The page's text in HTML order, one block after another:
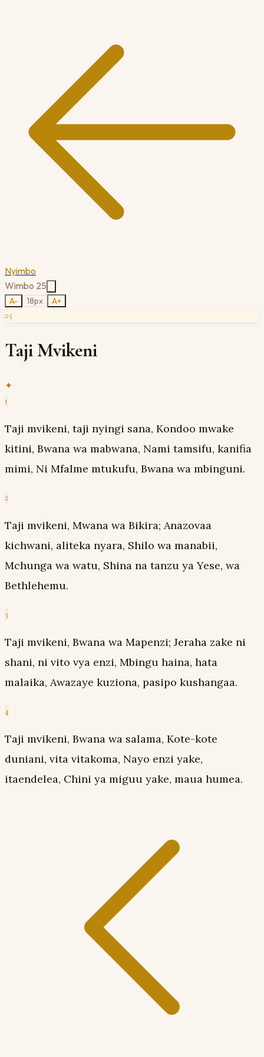
Nyimbo
Wimbo 25
A- 18px A+
25
Taji Mvikeni
✦
1
Taji mvikeni, taji nyingi sana, Kondoo mwake
kitini, Bwana wa mabwana, Nami tamsifu, kanifia
mimi, Ni Mfalme mtukufu, Bwana wa mbinguni.
2
Taji mvikeni, Mwana wa Bikira; Anazovaa
kichwani, aliteka nyara, Shilo wa manabii,
Mchunga wa watu, Shina na tanzu ya Yese, wa
Bethlehemu.
3
Taji mvikeni, Bwana wa Mapenzi; Jeraha zake ni
shani, ni vito vya enzi, Mbingu haina, hata
malaika, Awazaye kuziona, pasipo kushangaa.
4
Taji mvikeni, Bwana wa salama, Kote-kote
duniani, vita vitakoma, Nayo enzi yake,
itaendelea, Chini ya miguu yake, maua humea.